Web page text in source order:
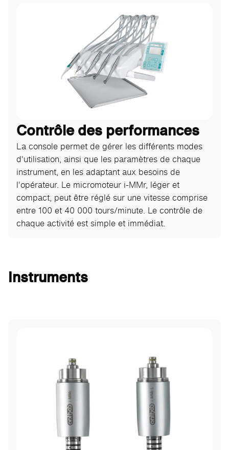
Contrôle des performances
La console permet de gérer les différents modes
d'utilisation, ainsi que les paramètres de chaque
instrument, en les adaptant aux besoins de
l'opérateur. Le micromoteur i-MMr, léger et
compact, peut être réglé sur une vitesse comprise
entre 100 et 40 000 tours/minute. Le contrôle de
chaque activité est simple et immédiat.
Instruments